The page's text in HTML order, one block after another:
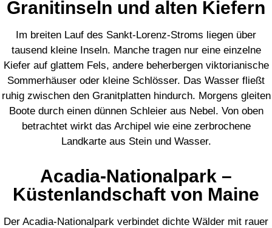
Granitinseln und alten Kiefern
Im breiten Lauf des Sankt-Lorenz-Stroms liegen über
tausend kleine Inseln. Manche tragen nur eine einzelne
Kiefer auf glattem Fels, andere beherbergen viktorianische
Sommerhäuser oder kleine Schlösser. Das Wasser fließt
ruhig zwischen den Granitplatten hindurch. Morgens gleiten
Boote durch einen dünnen Schleier aus Nebel. Von oben
betrachtet wirkt das Archipel wie eine zerbrochene
Landkarte aus Stein und Wasser.
Acadia-Nationalpark –
Küstenlandschaft von Maine
Der Acadia-Nationalpark verbindet dichte Wälder mit rauer